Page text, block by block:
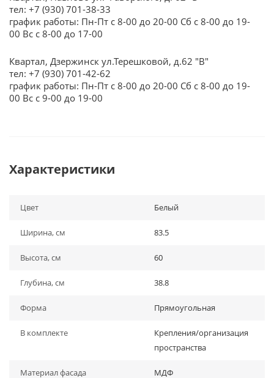
тел: +7 (930) 701-38-33
график работы: Пн-Пт с 8-00 до 20-00 Сб с 8-00 до 19-
00 Вс с 8-00 до 17-00
Квартал, Дзержинск ул.Терешковой, д.62 "В"
тел: +7 (930) 701-42-62
график работы: Пн-Пт с 8-00 до 20-00 Сб с 8-00 до 19-
00 Вс с 9-00 до 19-00
Характеристики
Цвет Белый
Ширина, см 83.5
Высота, см 60
Глубина, см 38.8
Форма Прямоугольная
В комплекте
Крепления/организация
пространства
Материал фасада МДФ